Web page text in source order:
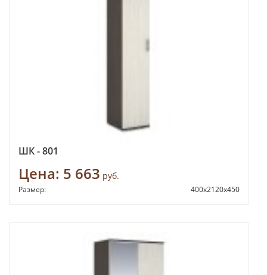
ШК - 801
Цена: 5 663 руб.
Размер: 400х2120х450